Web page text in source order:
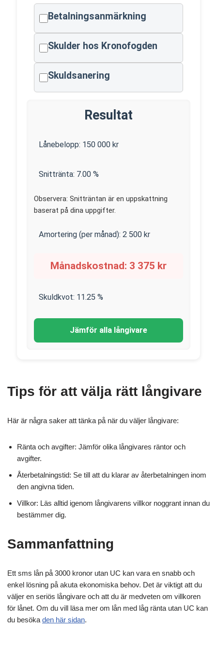
Betalningsanmärkning
Skulder hos Kronofogden
Skuldsanering
Resultat
Lånebelopp: 150 000 kr
Snittränta: 7.00 %
Observera: Snitträntan är en uppskattning
baserat på dina uppgifter.
Amortering (per månad): 2 500 kr
Månadskostnad: 3 375 kr
Skuldkvot: 11.25 %
Jämför alla långivare
Tips för att välja rätt långivare
Här är några saker att tänka på när du väljer långivare:
Ränta och avgifter: Jämför olika långivares räntor och
avgifter.
Återbetalningstid: Se till att du klarar av återbetalningen inom
den angivna tiden.
Villkor: Läs alltid igenom långivarens villkor noggrant innan du
bestämmer dig.
Sammanfattning
Ett sms lån på 3000 kronor utan UC kan vara en snabb och
enkel lösning på akuta ekonomiska behov. Det är viktigt att du
väljer en seriös långivare och att du är medveten om villkoren
för lånet. Om du vill läsa mer om lån med låg ränta utan UC kan
du besöka den här sidan.